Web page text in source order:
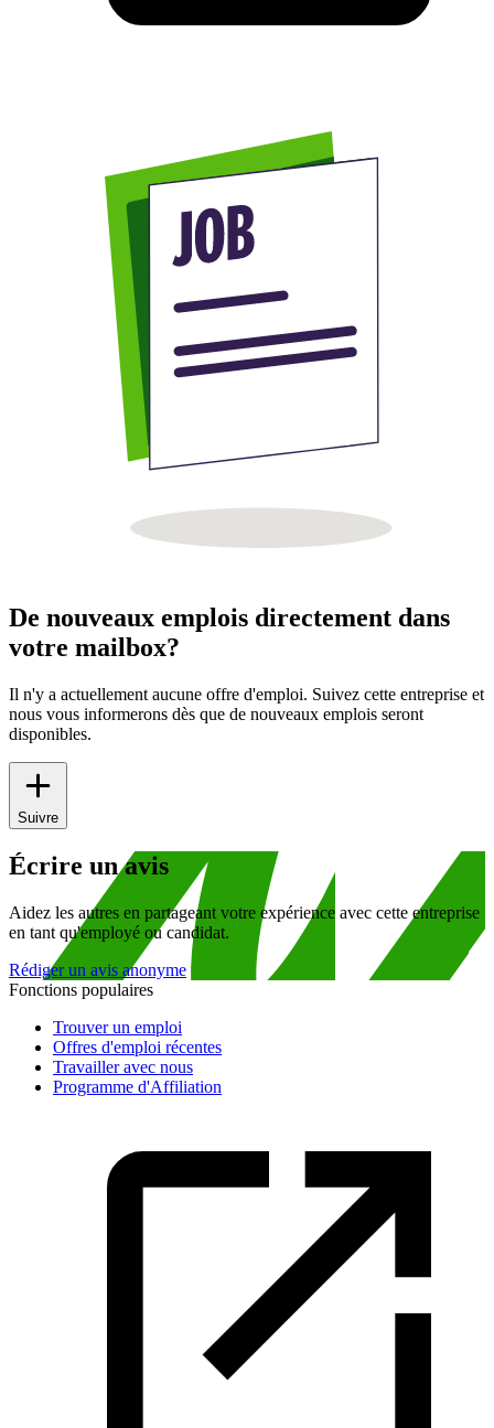
De nouveaux emplois directement dans
votre mailbox?
Il n'y a actuellement aucune offre d'emploi. Suivez cette entreprise et
nous vous informerons dès que de nouveaux emplois seront
disponibles.
Suivre
Écrire un avis
Aidez les autres en partageant votre expérience avec cette entreprise
en tant qu'employé ou candidat.
Rédiger un avis anonyme
Fonctions populaires
Trouver un emploi
Offres d'emploi récentes
Travailler avec nous
Programme d'Affiliation